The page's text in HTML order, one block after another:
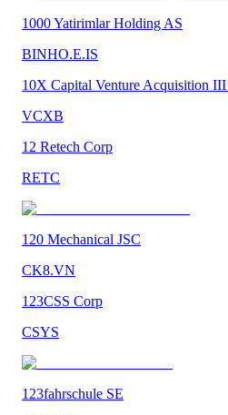
1000 Yatirimlar Holding AS
BINHO.E.IS
10X Capital Venture Acquisition
VCXB
12 Retech Corp
RETC
120 Mechanical JSC
CK8.VN
123CSS Corp
CSYS
123fahrschule SE